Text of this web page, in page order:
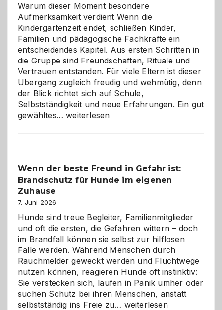
Warum dieser Moment besondere
Aufmerksamkeit verdient Wenn die
Kindergartenzeit endet, schließen Kinder,
Familien und pädagogische Fachkräfte ein
entscheidendes Kapitel. Aus ersten Schritten in
die Gruppe sind Freundschaften, Rituale und
Vertrauen entstanden. Für viele Eltern ist dieser
Übergang zugleich freudig und wehmütig, denn
der Blick richtet sich auf Schule,
Selbstständigkeit und neue Erfahrungen. Ein gut
gewähltes…Abschied
und
herzlich
weiterlesen
Wenn der beste Freund in Gefahr ist:
Brandschutz für Hunde im eigenen
Zuhause
7. Juni 2026
Hunde sind treue Begleiter, Familienmitglieder
und oft die ersten, die Gefahren wittern – doch
im Brandfall können sie selbst zur hilflosen
Falle werden. Während Menschen durch
Rauchmelder geweckt werden und Fluchtwege
nutzen können, reagieren Hunde oft instinktiv:
Sie verstecken sich, laufen in Panik umher oder
suchen Schutz bei ihren Menschen, anstatt
selbstständig ins Freie zu… Wenn
weiterlesen